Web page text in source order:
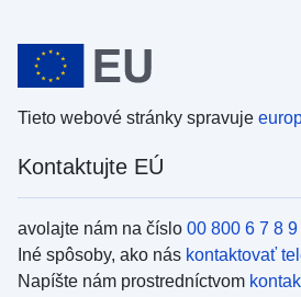
Tieto webové stránky spravuje
Kontaktujte EÚ
avolajte nám na číslo 00 800 6 7 8 9
Iné spôsoby, ako nás kontaktovať
Napíšte nám prostredníctvom